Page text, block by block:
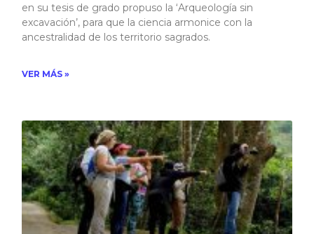
en su tesis de grado propuso la ‘Arqueología sin
excavación’, para que la ciencia armonice con la
ancestralidad de los territorio sagrados.​
VER MÁS »